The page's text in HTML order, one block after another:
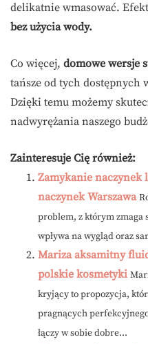
delikatnie wmasować.
bez użycia wody.
Co więcej, domowe wersje
tańsze od tych dostępnych
Dzięki temu możemy
nadwyrężania naszego
Zainteresuje Cię również:
Zamykanie naczynek
naczynek Warszawa
problem, z którym zmaga
wpływa na wygląd oraz
Mariza aksamitny
polskie kosmetyki
kryjący to propozycja,
pragnących
łączy w sobie dobre...